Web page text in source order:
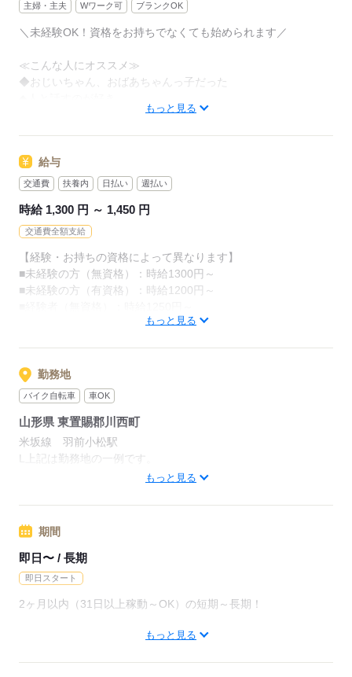
仕事をしながら覚えていけます。
困ったこと、不安なことは
抱え込まずに何でも相談してくださいね。
その都度ご提案いたします。
いつでも相談してください。
応募する
主婦・主夫
Wワーク可 ブランクOK
＼未経験OK！資格をお持ちでなくても始められます／
≪こんな人にオススメ≫
◆おじいちゃん、おばあちゃんっ子だった
◆自分の世界を広げてみたい
当社でお仕事を始めた方の約60％が未経験スタート！
"話を聞いてから決めたい"という方も歓迎いたします
もっと見る
給与
交通費 扶養内 日払い 週払い
時給 1,300 円 ～ 1,450 円
交通費全額支給
【経験・お持ちの資格によって異なります】
■未経験の方（無資格）：時給1300円～
■未経験の方（有資格）：時給1200円～
■経験者（有資格）：時給1250円～
※22時～翌5時の就労は深夜時給適用
※お給料は最短で週払いOK！（規定有）
※残業代は別途全額支給
【月給例】
月給228800円（月22日勤務・実働1日8h）
※未経験の方（無資格）：時給1300円で算出した場合となりま
※交通費全額支給（派遣先による）
※車通勤OK/規定あり
応募する
もっと見る
勤務地
バイク自転車 車OK
山形県 東置賜郡川西町
米坂線 羽前小松駅
L上記は勤務地の一例です。
【他勤務先例】入居施設、デイサービス、ショートステイ、ク
もっと見る
期間
即日〜 / 長期
即日スタート
2ヶ月以内（31日以上稼動～OK）の短期～長期！
"今の仕事を辞めてからで大丈夫？"
もっと見る